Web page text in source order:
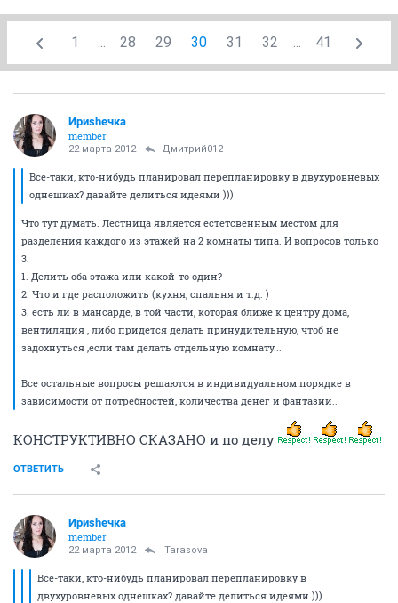
1 ... 28 29 30 31 32 ... 41
Ириshечка
member
22 марта 2012 Дмитрий012
Все-таки, кто-нибудь планировал перепланировку в двухуровневых
однешках? давайте делиться идеями )))
Что тут думать. Лестница является естетсвенным местом для
разделения каждого из этажей на 2 комнаты типа. И вопросов только
3.
1. Делить оба этажа или какой-то один?
2. Что и где расположить (кухня, спальня и т.д. )
3. есть ли в мансарде, в той части, которая ближе к центру дома,
вентиляция , либо придется делать принудительную, чтоб не
задохнуться ,если там делать отдельную комнату...
Все остальные вопросы решаются в индивидуальном порядке в
зависимости от потребностей, количества денег и фантазии..
КОНСТРУКТИВНО СКАЗАНО и по делу
ОТВЕТИТЬ
Ириshечка
member
22 марта 2012 ITarasova
Все-таки, кто-нибудь планировал перепланировку в
двухуровневых однешках? давайте делиться идеями )))